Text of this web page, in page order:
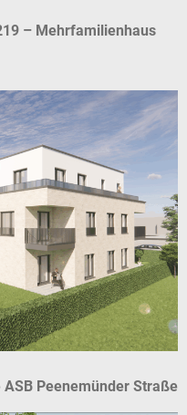
– Mehrfamilienhaus
Peenemünder Straße